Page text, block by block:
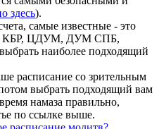
здесь).
самые известные - это
ЦДУМ, ДУМ СПБ,
наиболее подходящий
расписание со зрительным
выбрать подходящий вам
намаза правильно,
по ссылке выше.